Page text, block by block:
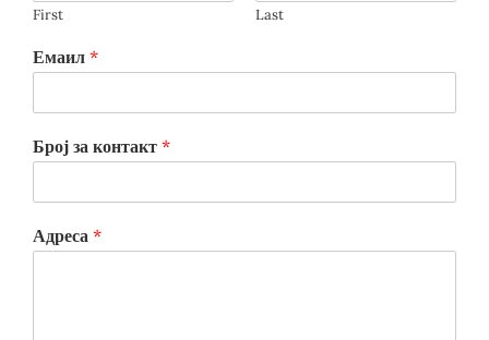
First Last
Емаил *
Број за контакт *
Адреса *